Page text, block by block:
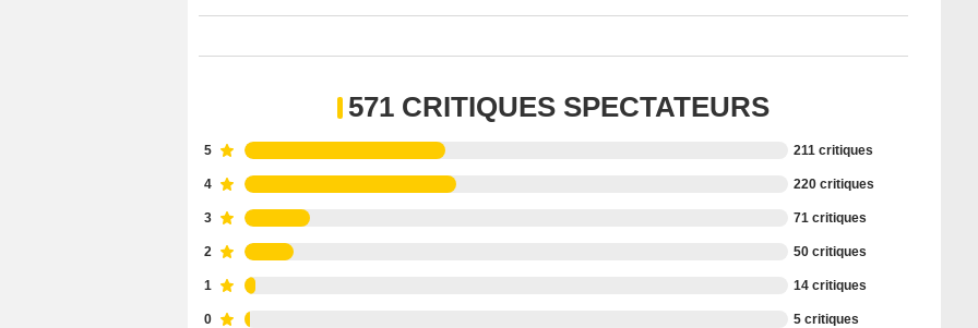
571 CRITIQUES SPECTATEURS
5 211 critiques
4 220 critiques
3 71 critiques
2 50 critiques
1 14 critiques
0 5 critiques